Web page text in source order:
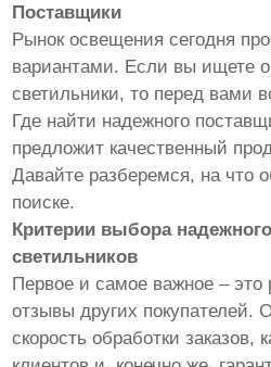
Поставщики
Рынок освещения сегодня
вариантами. Если вы ищете
светильники, то перед вами
Где найти надежного
предложит качественный
Давайте разберемся, на что
поиске.
Критерии выбора
светильников
Первое и самое важное –
отзывы других покупателей.
скорость обработки заказов,